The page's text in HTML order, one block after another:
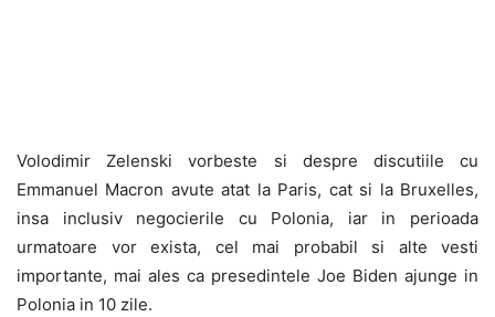
Volodimir Zelenski vorbeste si despre discutiile cu
Emmanuel Macron avute atat la Paris, cat si la Bruxelles,
insa inclusiv negocierile cu Polonia, iar in perioada
urmatoare vor exista, cel mai probabil si alte vesti
importante, mai ales ca presedintele Joe Biden ajunge in
Polonia in 10 zile.